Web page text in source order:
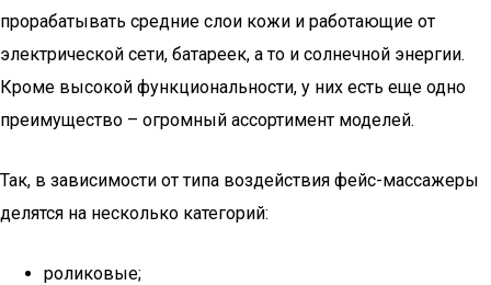
прорабатывать средние слои кожи и работающие от
электрической сети, батареек, а то и солнечной энергии.
Кроме высокой функциональности, у них есть еще одно
преимущество – огромный ассортимент моделей.
Так, в зависимости от типа воздействия фейс-массажеры
делятся на несколько категорий:
роликовые;